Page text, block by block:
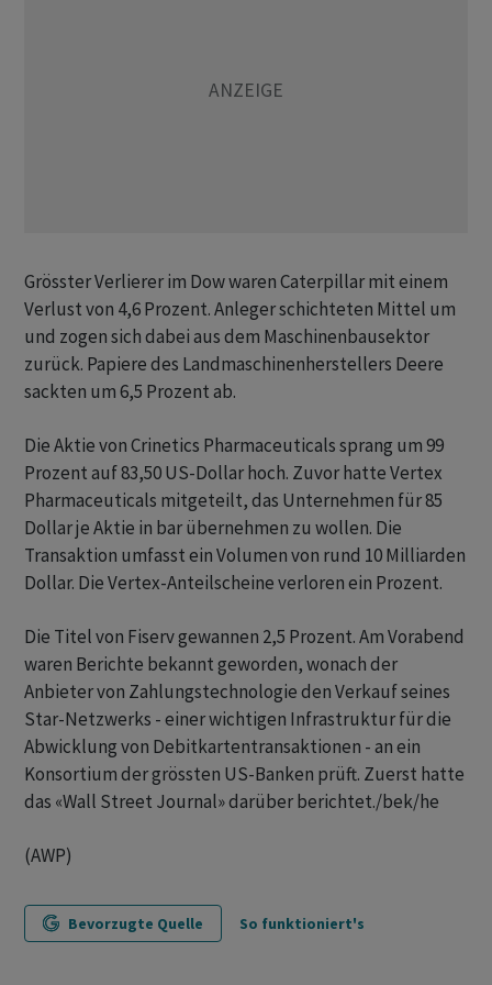
Grösster Verlierer im Dow waren Caterpillar mit einem
Verlust von 4,6 Prozent. Anleger schichteten Mittel um
und zogen sich dabei aus dem Maschinenbausektor
zurück. Papiere des Landmaschinenherstellers Deere
sackten um 6,5 Prozent ab.
Die Aktie von Crinetics Pharmaceuticals sprang um 99
Prozent auf 83,50 US-Dollar hoch. Zuvor hatte Vertex
Pharmaceuticals mitgeteilt, das Unternehmen für 85
Dollar je Aktie in bar übernehmen zu wollen. Die
Transaktion umfasst ein Volumen von rund 10 Milliarden
Dollar. Die Vertex-Anteilscheine verloren ein Prozent.
Die Titel von Fiserv gewannen 2,5 Prozent. Am Vorabend
waren Berichte bekannt geworden, wonach der
Anbieter von Zahlungstechnologie den Verkauf seines
Star-Netzwerks - einer wichtigen Infrastruktur für die
Abwicklung von Debitkartentransaktionen - an ein
Konsortium der grössten US-Banken prüft. Zuerst hatte
das «Wall Street Journal» darüber berichtet./bek/he
(AWP)
Bevorzugte Quelle So funktioniert's